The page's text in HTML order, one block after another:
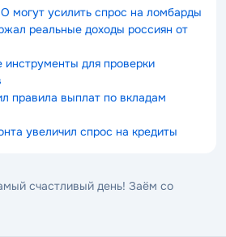
могут усилить спрос на ломбарды
реальные доходы россиян от
инструменты для проверки
правила выплат по вкладам
увеличил спрос на кредиты
счастливый день! Заём со